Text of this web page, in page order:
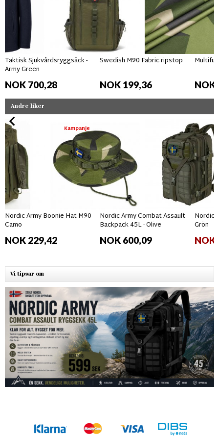
Taktisk Sjukvårdsryggsäck -
Army Green
NOK 700,28
Swedish M90 Fabric ripstop
NOK 199,36 NOK
Andre liker
Kampanje
Nordic Army Boonie Hat M90
Camo
NOK 229,42
Nordic Army Combat Assault
Backpack 45L - Olive
NOK 600,09
Nordic
Grön
NOK
Vi tipsar om